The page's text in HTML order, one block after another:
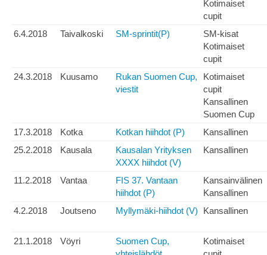
Kotimaiset
cupit
6.4.2018
Taivalkoski SM-sprintit(P)
SM-kisat
Kotimaiset
cupit
24.3.2018
Kuusamo
Rukan Suomen Cup,
viestit
Kotimaiset
cupit
Kansallinen
Suomen Cup
17.3.2018
Kotka Kotkan hiihdot (P)
Kansallinen
25.2.2018
Kausala
Kausalan Yrityksen
XXXX hiihdot (V)
Kansallinen
11.2.2018 Vantaa
FIS 37. Vantaan
hiihdot (P)
Kansainvälinen
Kansallinen
4.2.2018
Joutseno Myllymäki-hiihdot (V) Kansallinen
21.1.2018 Vöyri
Suomen Cup,
Kotimaiset